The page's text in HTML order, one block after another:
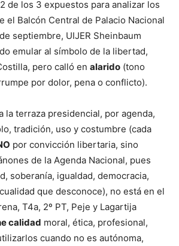
de los 3 expuestos para analizar los
el Balcón Central de Palacio Nacional
septiembre, UIJER Sheinbaum
emular al símbolo de la libertad,
pero calló en alarido (tono
por dolor, pena o conflicto).
la terraza presidencial, por agenda,
tradición, uso y costumbre (cada
por convicción libertaria, sino
de la Agenda Nacional, pues
soberanía, igualdad, democracia,
que desconoce), no está en el
T4a, 2º PT, Peje y Lagartija
calidad moral, ética, profesional,
cuando no es autónoma,